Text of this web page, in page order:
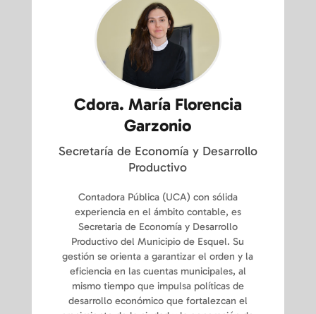
Cdora. María Florencia
Garzonio
Secretaría de Economía y Desarrollo
Productivo
Contadora Pública (UCA) con sólida
experiencia en el ámbito contable, es
Secretaria de Economía y Desarrollo
Productivo del Municipio de Esquel. Su
gestión se orienta a garantizar el orden y la
eficiencia en las cuentas municipales, al
mismo tiempo que impulsa políticas de
desarrollo económico que fortalezcan el